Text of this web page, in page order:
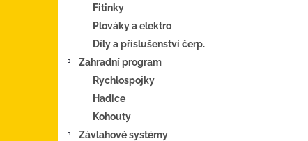
Fitinky
Plováky a elektro
Díly a příslušenství čerp.
Zahradní program
Rychlospojky
Hadice
Kohouty
Závlahové systémy